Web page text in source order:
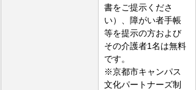
書をご提示くださ
い）、障がい者手帳
等を提示の方および
その介護者1名は無料
です。
※京都市キャンパス
文化パートナーズ制